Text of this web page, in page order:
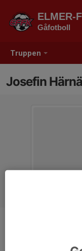
Truppen
ELMER-
Gåfotboll
Josefin